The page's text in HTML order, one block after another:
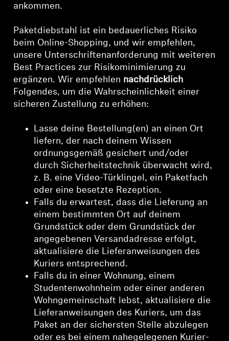
ankommen.
Paketdiebstahl ist ein bedauerliches Risiko
beim Online-Shopping, und wir empfehlen,
unsere Unterschriftenanforderung mit weiteren
Best Practices zur Risikominimierung zu
ergänzen. Wir empfehlen nachdrücklich
Folgendes, um die Wahrscheinlichkeit einer
sicheren Zustellung zu erhöhen:
Lasse deine Bestellung(en) an einen Ort
liefern, der nach deinem Wissen
ordnungsgemäß gesichert und/oder
durch Sicherheitstechnik überwacht wird,
z. B. eine Video-Türklingel, ein Paketfach
oder eine besetzte Rezeption.
Falls du erwartest, dass die Lieferung an
einem bestimmten Ort auf deinem
Grundstück oder dem Grundstück der
angegebenen Versandadresse erfolgt,
aktualisiere die Lieferanweisungen des
Kuriers entsprechend.
Falls du in einer Wohnung, einem
Studentenwohnheim oder einer anderen
Wohngemeinschaft lebst, aktualisiere die
Lieferanweisungen des Kuriers, um das
Paket an der sichersten Stelle abzulegen
oder es bei einem nahegelegenen Kurier-